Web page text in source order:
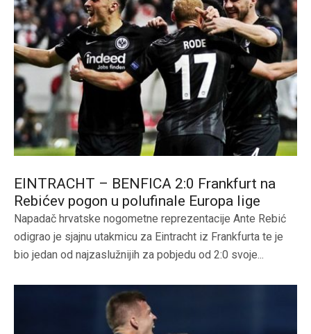
EINTRACHT – BENFICA 2:0 Frankfurt na
Rebićev pogon u polufinale Europa lige
Napadač hrvatske nogometne reprezentacije Ante Rebić
odigrao je sjajnu utakmicu za Eintracht iz Frankfurta te je
bio jedan od najzaslužnijih za pobjedu od 2:0 svoje...